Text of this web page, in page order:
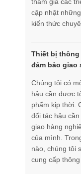
cập nhật
kiến ​​thức
Thiết bị thông
đảm bảo giao
Chúng tôi có
hậu cần được
phẩm kịp thời.
đối tác hậu
giao hàng
của mình.
nào, chúng tôi
cung cấp